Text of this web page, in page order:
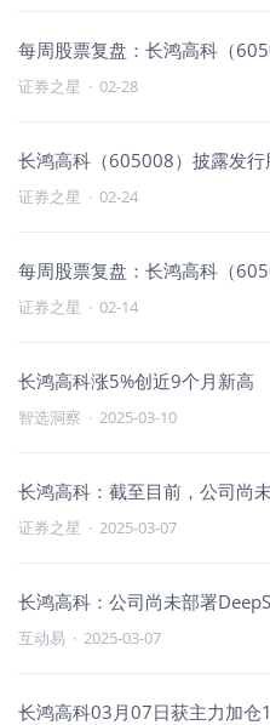
每周股票复盘：长鸿高科（
证券之星 · 02-28
长鸿高科（605008）披露发
证券之星 · 02-24
每周股票复盘：长鸿高科（
证券之星 · 02-14
长鸿高科涨5%创近9个月新高
智选洞察 · 2025-03-10
长鸿高科：截至目前，公司尚
证券之星 · 2025-03-07
长鸿高科：公司尚未部署
互动易 · 2025-03-07
长鸿高科03月07日获主力加仓